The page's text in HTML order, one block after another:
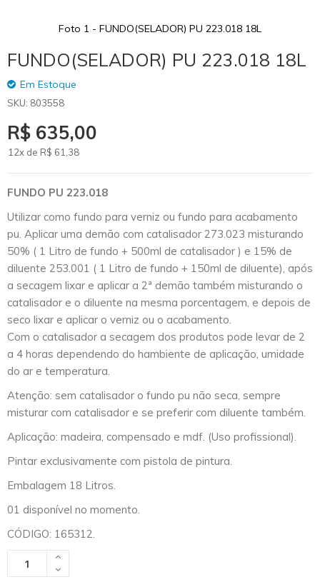
FUNDO(SELADOR) PU 223.018 18L
Em Estoque
SKU 803558
R$ 635,00
12x de R$ 61 ,38
FUNDO PU 223.018
Utilizar como fundo para verniz ou fundo para acabamento
pu. Aplicar uma demão com catalisador 273.023 misturando
50% ( 1 Litro de fundo + 500ml de catalisador ) e 15% de
diluente 253.001 ( 1 Litro de fundo + 150ml de diluente), após
a secagem lixar e aplicar a 2ª demão também misturando o
catalisador e o diluente na mesma porcentagem, e depois de
seco lixar e aplicar o verniz ou o acabamento.
Com o catalisador a secagem dos produtos pode levar de 2
a 4 horas dependendo do hambiente de aplicação, umidade
do ar e temperatura.
Atenção: sem catalisador o fundo pu não seca, sempre
misturar com catalisador e se preferir com diluente também.
Aplicação: madeira, compensado e mdf. (Uso profissional).
Pintar exclusivamente com pistola de pintura.
Embalagem 18 Litros.
01 disponível no momento.
CÓDIGO: 165312.
Foto 1 - FUNDO(SELADOR) PU 223.018 18L
Skip
to
the
beginning
of
images
gallery